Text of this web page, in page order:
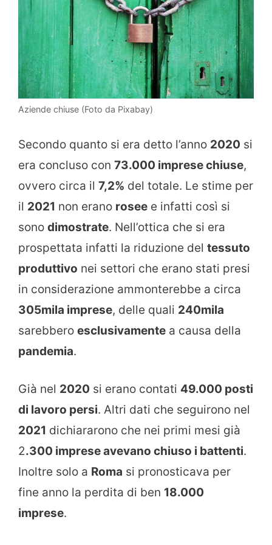
Aziende chiuse (Foto da Pixabay)
Secondo quanto si era detto l’anno 2020 si
era concluso con 73.000 imprese chiuse,
ovvero circa il 7,2% del totale. Le stime per
il 2021 non erano rosee e infatti così si
sono dimostrate. Nell’ottica che si era
prospettata infatti la riduzione del tessuto
produttivo nei settori che erano stati presi
in considerazione ammonterebbe a circa
305mila imprese, delle quali 240mila
sarebbero esclusivamente a causa della
pandemia.
Già nel 2020 si erano contati 49.000 posti
di lavoro persi. Altri dati che seguirono nel
2021 dichiararono che nei primi mesi già
2.300 imprese avevano chiuso i battenti.
Inoltre solo a Roma si pronosticava per
fine anno la perdita di ben 18.000
imprese.